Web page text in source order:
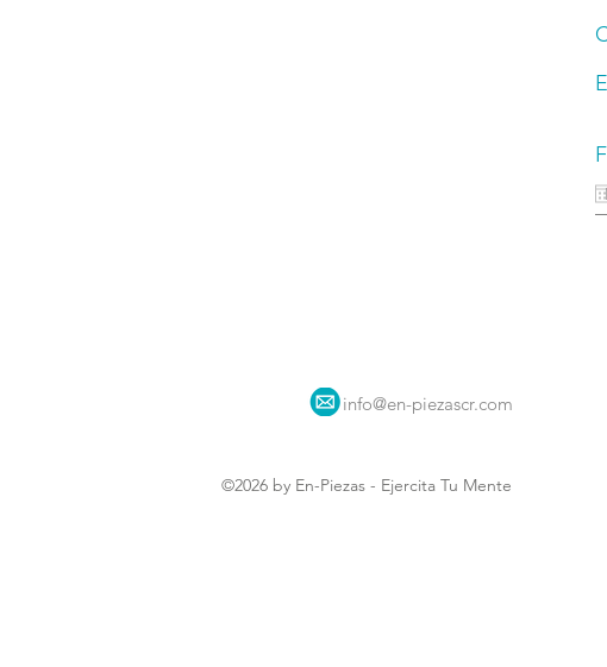
info@en-piezascr.com
©2026 by En-Piezas - Ejercita Tu Mente